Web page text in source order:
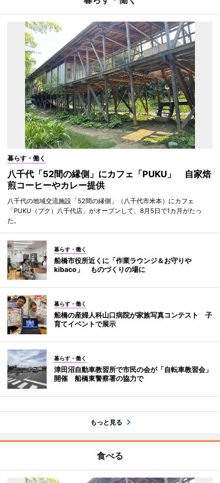
暮らす・働く
八千代「52間の縁側」にカフェ「PUKU」 自家焙
煎コーヒーやカレー提供
八千代の地域交流施設「52間の縁側」（八千代市米本）にカフェ
「PUKU（プク）八千代店」がオープンして、8月5日で1カ月がたっ
た。
暮らす・働く
船橋市役所近くに「作業ラウンジ＆お守りや
kibaco」 ものづくりの場に
暮らす・働く
船橋の産婦人科山口病院が家族写真コンテスト 子
育てイベントで展示
暮らす・働く
津田沼自動車教習所で市民の会が「自転車教習会」
開催 船橋東警察署の協力で
もっと見る
食べる